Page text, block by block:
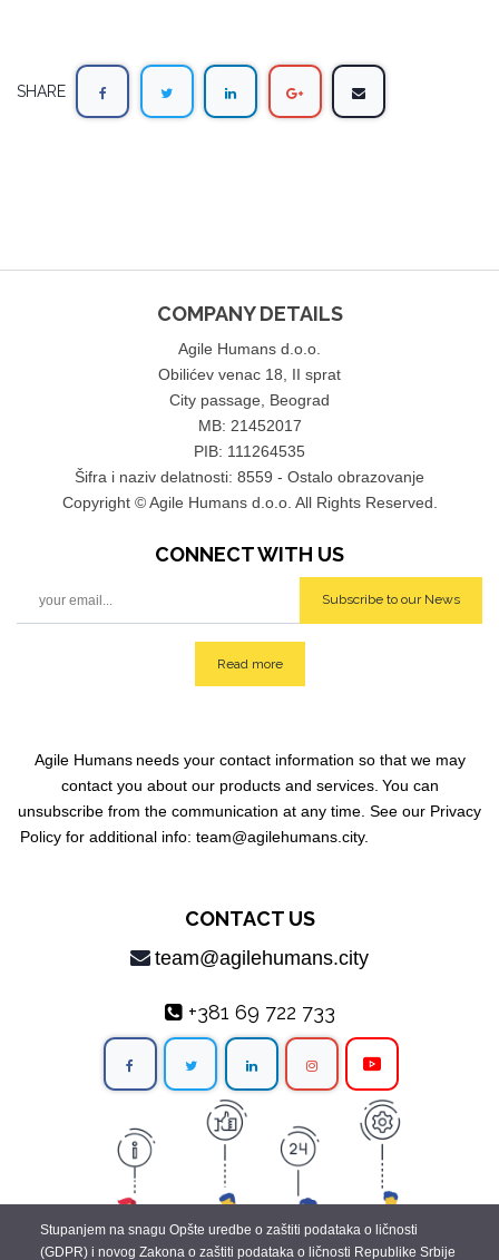
Stupanjem na snagu Opšte uredbe o zaštiti podataka o ličnosti
(GDPR) i novog Zakona o zaštiti podataka o ličnosti Republike Srbije
SHARE
COMPANY DETAILS
Agile Humans d.o.o.
Obilićev venac 18, II sprat
City passage, Beograd
MB: 21452017
PIB: 111264535
Šifra i naziv delatnosti: 8559 - Ostalo obrazovanje
Copyright © Agile Humans d.o.o. All Rights Reserved.
CONNECT WITH US
Subscribe to our News
Read more
Agile Humans needs your contact information so that we may
contact you about our products and services. You can
unsubscribe from the communication at any time. See our Privacy
Policy for additional info: team@agilehumans.city.
CONTACT US
team@agilehumans.city
+381 69 722 733